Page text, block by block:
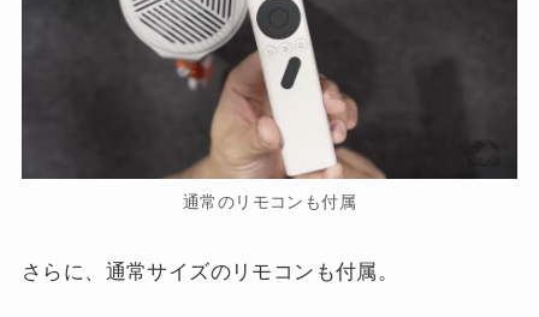
通常のリモコンも付属
さらに、通常サイズのリモコンも付属。